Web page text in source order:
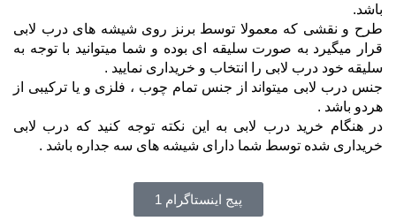
باشد.
طرح و نقشی که معمولا توسط برنز روی شیشه های درب لابی
قرار میگیرد به صورت سلیقه ای بوده و شما میتوانید با توجه به
سلیقه خود درب لابی را انتخاب و خریداری نمایید .
جنس درب لابی میتواند از جنس تمام چوب ، فلزی و یا ترکیبی از
هردو باشد .
در هنگام خرید درب لابی به این نکته توجه کنید که درب لابی
خریداری شده توسط شما دارای شیشه های سه جداره باشد .
پیج اینستاگرام 1